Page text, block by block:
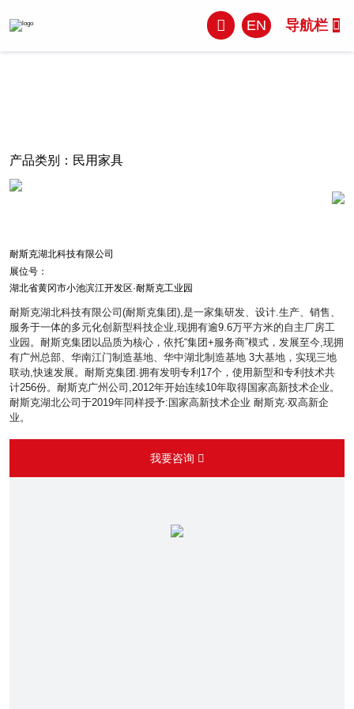
EN 导航栏
产品类别： 民用家具
耐斯克湖北科技有限公司
展位号：
湖北省黄冈市小池滨江开发区·耐斯克工业园
耐斯克湖北科技有限公司(耐斯克集团),是一家集研发、设计.生产、销售、
服务于一体的多元化创新型科技企业,现拥有逾9.6万平方米的自主厂房工
业园。耐斯克集团以品质为核心，依托“集团+服务商”模式，发展至今,现拥
有广州总部、华南江门制造基地、华中湖北制造基地 3大基地，实现三地
联动,快速发展。耐斯克集团.拥有发明专利17个，使用新型和专利技术共
计256份。耐斯克广州公司,2012年开始连续10年取得国家高新技术企业。
耐斯克湖北公司于2019年同样授予:国家高新技术企业 耐斯克·双高新企
业。
我要咨询